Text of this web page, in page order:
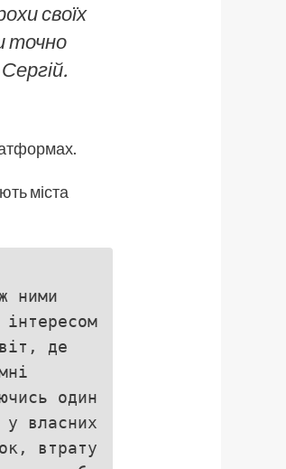
своїх
точно
міста
ними
де
один
власних
втрату